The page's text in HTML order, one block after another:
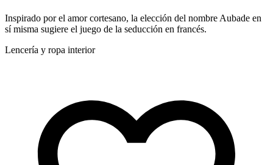
Inspirado por el amor cortesano, la elección del nombre Aubade en
sí misma sugiere el juego de la seducción en francés.
Lencería y ropa interior